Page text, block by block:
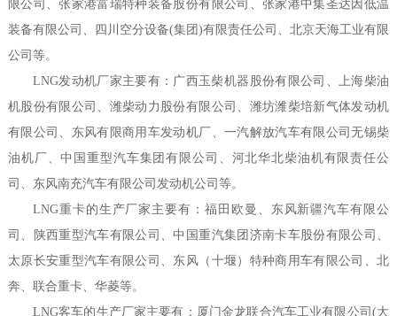
限公司、张家港富瑞特种装备股份有限公司、张家港中集圣达因低温
装备有限公司、四川空分设备(集团)有限责任公司、北京天海工业有限
公司等。
LNG发动机厂家主要有：广西玉柴机器股份有限公司、上海柴油
机股份有限公司、潍柴动力股份有限公司、潍坊潍柴培新气体发动机
有限公司、东风有限商用车发动机厂、一汽解放汽车有限公司无锡柴
油机厂、中国重型汽车集团有限公司、河北华北柴油机有限责任公
司、东风南充汽车有限公司发动机公司等。
LNG重卡的生产厂家主要有：福田欧曼、东风新疆汽车有限公
司、陕西重型汽车有限公司、中国重汽集团济南卡车股份有限公司、
太原长安重型汽车有限公司、东风（十堰）特种商用车有限公司、北
奔、联合重卡、华菱等。
LNG客车的生产厂家主要有：厦门金龙联合汽车工业有限公司(大